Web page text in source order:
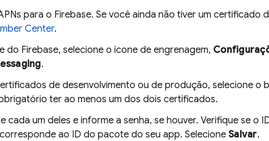
para o Firebase. Se você ainda não tiver um certificado
Center.
do Firebase, selecione o ícone de engrenagem,
.
de desenvolvimento ou de produção, selecione o
ter ao menos um dos dois certificados.
cada um deles e informe a senha, se houver. Verifique se o
ao ID do pacote do seu app. SelecioneSalvar.